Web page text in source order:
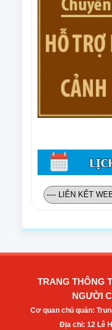
TRANG THÔNG
NGƯỜI
Cơ quan chủ quản:
Địa chỉ: 12 Lê